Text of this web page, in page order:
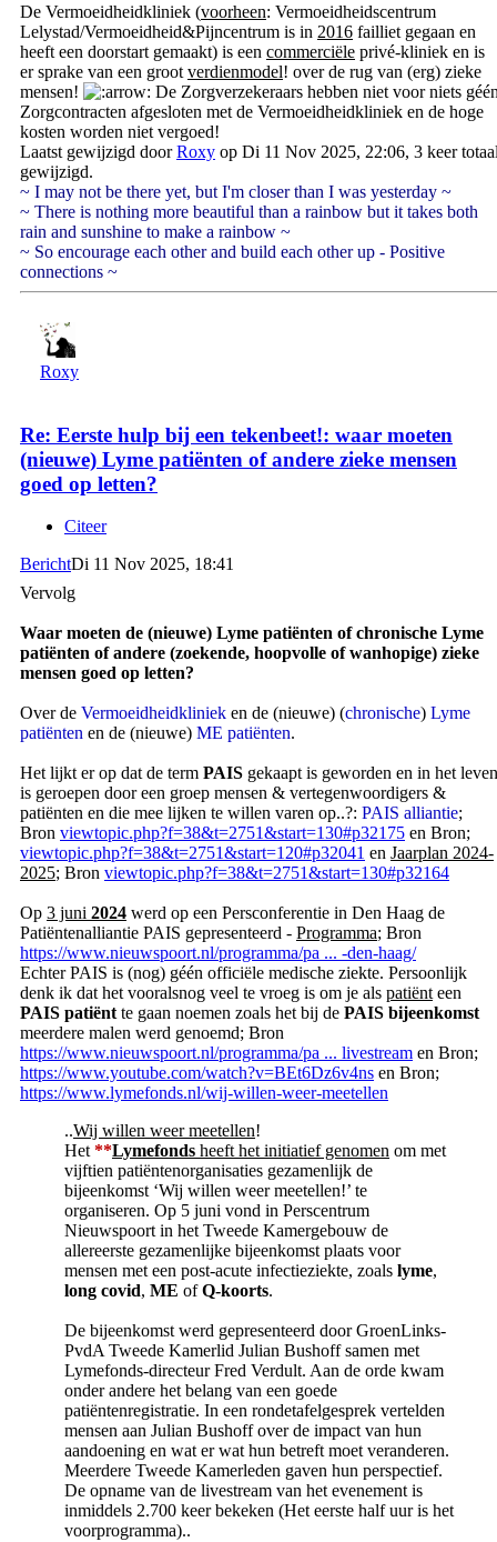
De Vermoeidheidkliniek (voorheen: Vermoeidheidscentrum
Lelystad/Vermoeidheid&Pijncentrum is in 2016 failliet gegaan en
heeft een doorstart gemaakt) is een commerciële privé-kliniek en is
er sprake van een groot verdienmodel! over de rug van (erg) zieke
mensen!
De Zorgverzekeraars hebben niet voor niets
Zorgcontracten afgesloten met de Vermoeidheidkliniek en de hoge
kosten worden niet vergoed!
Laatst gewijzigd doorRoxy op Di 11 Nov 2025, 22:06, 3 keer
gewijzigd.
~ I may not be there yet, but I'm closer than I was yesterday ~
~ There is nothing more beautiful than a rainbow but it takes both
rain and sunshine to make a rainbow ~
~ So encourage each other and build each other up - Positive
connections ~
Roxy
Re: Eerste hulp bij een tekenbeet!: waar moeten
(nieuwe) Lyme patiënten of andere zieke mensen
goed op letten?
Citeer
BerichtDi 11 Nov 2025, 18:41
Vervolg
Waar moeten de (nieuwe) Lyme patiënten of chronische Lyme
patiënten of andere (zoekende, hoopvolle of wanhopige) zieke
mensen goed op letten?
Over de Vermoeidheidkliniek en de (nieuwe) (chronische) Lyme
patiënten en de (nieuwe) ME patiënten.
Het lijkt er op dat de term PAIS gekaapt is geworden en in het leven
is geroepen door een groep mensen & vertegenwoordigers &
patiënten en die mee lijken te willen varen op..?: PAIS alliantie;
Bron viewtopic.php?f=38&t=2751&start=130#p32175 en Bron;
viewtopic.php?f=38&t=2751&start=120#p32041 en Jaarplan 2024-
2025; Bron viewtopic.php?f=38&t=2751&start=130#p32164
Op 3 juni 2024 werd op een Persconferentie in Den Haag de
Patiëntenalliantie PAIS gepresenteerd - Programma; Bron
https://www.nieuwspoort.nl/programma/pa ... -den-haag/
Echter PAIS is (nog) géén officiële medische ziekte. Persoonlijk
denk ik dat het vooralsnog veel te vroeg is om je als patiënt een
PAIS patiënt te gaan noemen zoals het bij de PAIS bijeenkomst
meerdere malen werd genoemd; Bron
https://www.nieuwspoort.nl/programma/pa ... livestream en Bron;
https://www.youtube.com/watch?v=BEt6Dz6v4ns en Bron;
https://www.lymefonds.nl/wij-willen-weer-meetellen
..Wij willen weer meetellen!
Het **Lymefonds heeft het initiatief genomen om met
vijftien patiëntenorganisaties gezamenlijk de
bijeenkomst ‘Wij willen weer meetellen!’ te
organiseren. Op 5 juni vond in Perscentrum
Nieuwspoort in het Tweede Kamergebouw de
allereerste gezamenlijke bijeenkomst plaats voor
mensen met een post-acute infectieziekte, zoals lyme,
long covid, ME ofQ-koorts.
De bijeenkomst werd gepresenteerd door GroenLinks-
PvdA Tweede Kamerlid Julian Bushoff samen met
Lymefonds-directeur Fred Verdult. Aan de orde kwam
onder andere het belang van een goede
patiëntenregistratie. In een rondetafelgesprek vertelden
mensen aan Julian Bushoff over de impact van hun
aandoening en wat er wat hun betreft moet veranderen.
Meerdere Tweede Kamerleden gaven hun perspectief.
De opname van de livestream van het evenement is
inmiddels 2.700 keer bekeken (Het eerste half uur is het
voorprogramma)..